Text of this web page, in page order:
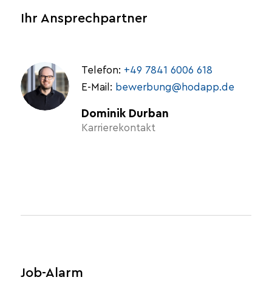
Ihr Ansprechpartner
Telefon: +49 7841 6006 618
E-Mail: bewerbung@hodapp.de
Dominik Durban
Karrierekontakt
Job-Alarm